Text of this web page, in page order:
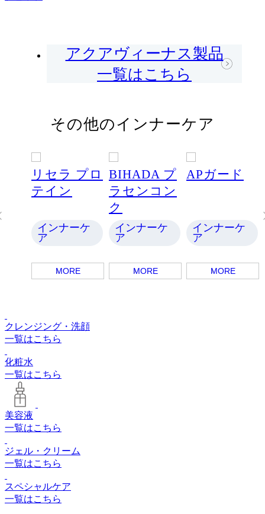
アクアヴィーナス製品
一覧はこちら
その他のインナーケア
リセラ プロ
テイン
インナーケ
ア
MORE
BIHADA プ
ラセンコン
ク
インナーケ
ア
MORE
APガード
インナーケ
ア
MORE
クレンジング・洗顔
一覧はこちら
化粧水
一覧はこちら
美容液
一覧はこちら
ジェル・クリーム
一覧はこちら
スペシャルケア
一覧はこちら